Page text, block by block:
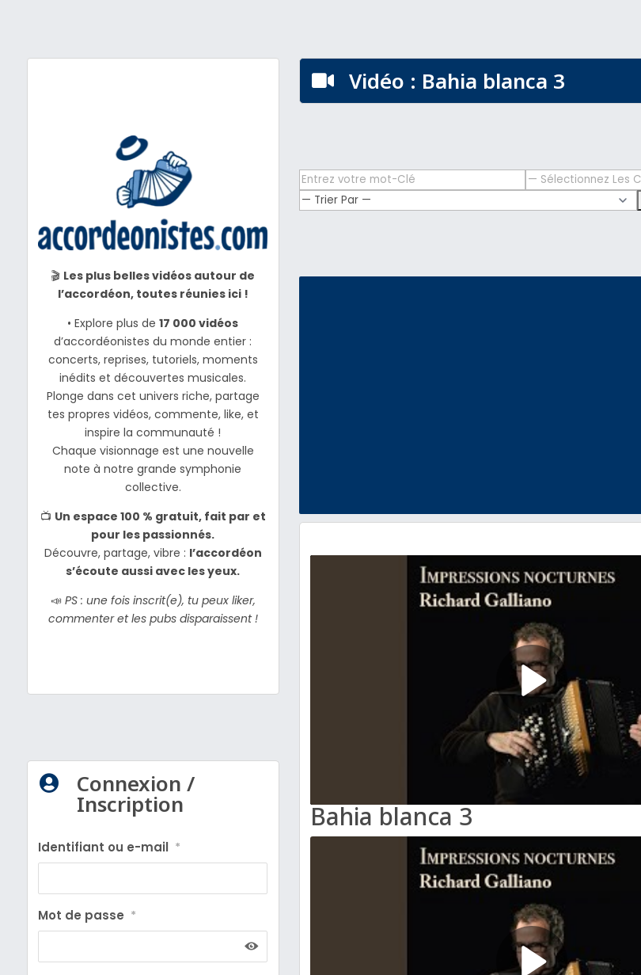
🎬 Les plus belles vidéos autour de
l’accordéon, toutes réunies ici !
• Explore plus de17 000 vidéos
d’accordéonistes du monde entier :
concerts, reprises, tutoriels, moments
inédits et découvertes musicales.
Plonge dans cet univers riche, partage
tes propres vidéos, commente, like, et
inspire la communauté !
Chaque visionnage est une nouvelle
note à notre grande symphonie
collective.
📺 Un espace 100 % gratuit, fait par et
pour les passionnés.
Découvre, partage, vibre : l’accordéon
s’écoute aussi avec les yeux.
📣 PS : une fois inscrit(e), tu peux liker,
commenter et les pubs disparaissent !
 Connexion /
Inscription
Identifiant ou e-mail *
Mot de passe *
 Vidéo : Bahia blanca 3
Bahia blanca 3